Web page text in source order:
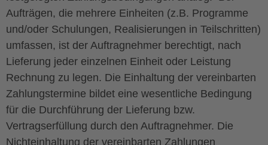
Aufträgen, die mehrere Einheiten (z.B. Programme
und/oder Schulungen, Realisierungen in Teilschritten)
umfassen, ist der Auftragnehmer berechtigt, nach
Lieferung jeder einzelnen Einheit oder Leistung
Rechnung zu legen. Die Einhaltung der vereinbarten
Zahlungstermine bildet eine wesentliche Bedingung
für die Durchführung der Lieferung bzw.
Vertragserfüllung durch den Auftragnehmer. Die
Nichteinhaltung der vereinbarten Zahlungen